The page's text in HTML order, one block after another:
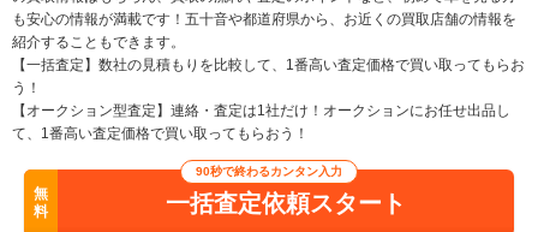
も安心の情報が満載です！五十音や都道府県から、お近くの買取店舗の情報を
紹介することもできます。
【一括査定】数社の見積もりを比較して、1番高い査定価格で買い取ってもらお
う！
【オークション型査定】連絡・査定は1社だけ！オークションにお任せ出品し
て、1番高い査定価格で買い取ってもらおう！
無
料
90秒で終わるカンタン入力
一括査定依頼スタート